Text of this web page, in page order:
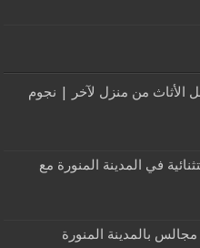
الأثاث من منزل لآخر | نجوم
في المدينة المنورة مع
بالمدينة المنورة